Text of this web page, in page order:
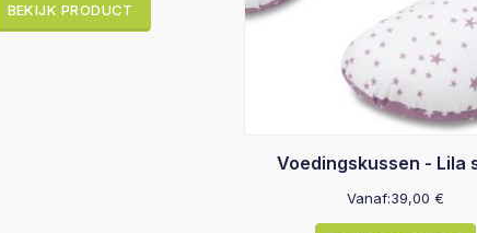
BEKIJK PRODUCT
Voedingskussen - Lila
Vanaf:39,00€